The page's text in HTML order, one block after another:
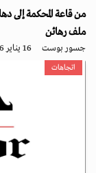
من قاعة المحكمة إلى
ملف رهائن
جسور بوست 16 يناير 2026 - 22:00
اتجاهات